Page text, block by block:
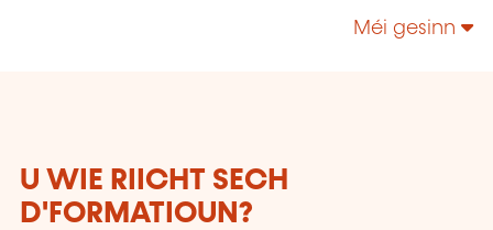
les compétences de ceux qui font vivre son
Méi gesinn
U WIE RIICHT SECH
D'FORMATIOUN?